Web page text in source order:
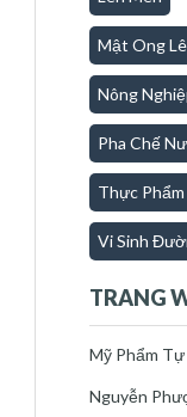
Mật Ong
Nông
Pha Chế
Thực
Vi Sinh
TRANG
Mỹ Phẩm
Nguyễn